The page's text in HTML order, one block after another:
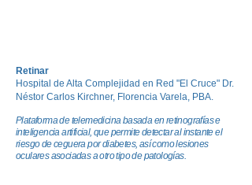
Retinar
Hospital de Alta Complejidad en Red "El Cruce" Dr.
Néstor Carlos Kirchner, Florencia Varela, PBA.
Plataforma de telemedicina basada en retinografías e
inteligencia artificial, que permite detectar al instante el
riesgo de ceguera por diabetes, así como lesiones
oculares asociadas a otro tipo de patologías.